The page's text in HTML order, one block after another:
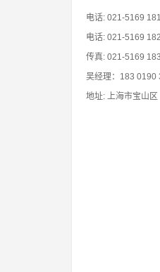
电话: 021-5169
电话: 021-5169
传真: 021-5169
吴经理：183 0190
地址: 上海市宝山区